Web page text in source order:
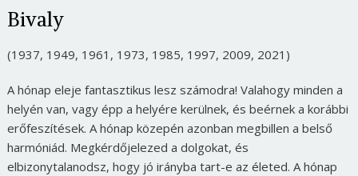
Bivaly
(1937, 1949, 1961, 1973, 1985, 1997, 2009, 2021)
A hónap eleje fantasztikus lesz számodra! Valahogy minden a
helyén van, vagy épp a helyére kerülnek, és beérnek a korábbi
erőfeszítések. A hónap közepén azonban megbillen a belső
harmóniád. Megkérdőjelezed a dolgokat, és
elbizonytalanodsz, hogy jó irányba tart-e az életed. A hónap